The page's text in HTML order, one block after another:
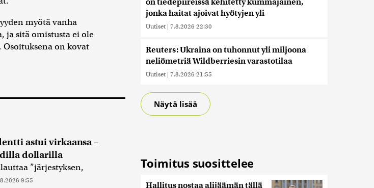
myötä vanha
sitä omistusta ei ole
on kovat
astui virkaansa –
dollarilla
”järjestyksen,
9:55
on tiedepiireissä kehitetty kummajainen,
jonka haitat ajoivat hyötyjen yli
Uutiset | 7.8.2026 22:30
Reuters: Ukraina on tuhonnut yli miljoona
neliömetriä Wildberriesin varastotilaa
Uutiset | 7.8.2026 21:55
Näytä lisää
Toimitus suosittelee
Hallitus nostaa alijäämän tällä